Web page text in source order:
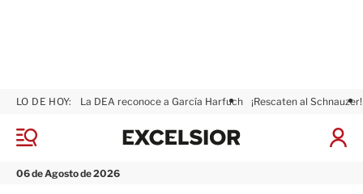
M
n
06 de Agosto de 2026
LO DE HOY: La DEA reconoce a García Harfuch ¡Rescaten al Schnauzer!
I
x